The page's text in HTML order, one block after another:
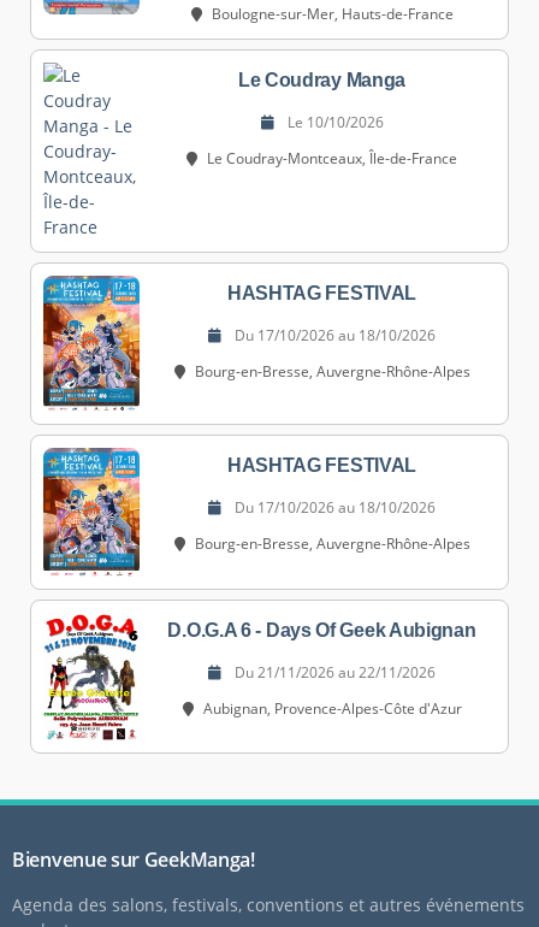
Boulogne-sur-Mer, Hauts-de-France
Le Coudray Manga
Le 10/10/2026
Le Coudray-Montceaux, Île-de-France
HASHTAG FESTIVAL
Du 17/10/2026 au 18/10/2026
Bourg-en-Bresse, Auvergne-Rhône-Alpes
HASHTAG FESTIVAL
Du 17/10/2026 au 18/10/2026
Bourg-en-Bresse, Auvergne-Rhône-Alpes
D.O.G.A 6 - Days Of Geek Aubignan
Du 21/11/2026 au 22/11/2026
Aubignan, Provence-Alpes-Côte d'Azur
Bienvenue sur GeekManga!
Agenda des salons, festivals, conventions et autres événements